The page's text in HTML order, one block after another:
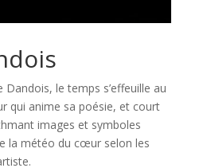
Dandois, le temps s’effeuille au
qui anime sa poésie, et court
images et symboles
la météo du cœur selon les